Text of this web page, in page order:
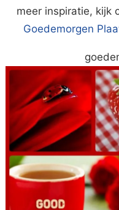
meer inspiratie, kijk
Goedemorgen